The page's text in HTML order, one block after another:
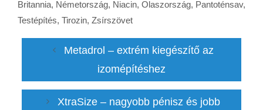
Britannia, Németország, Niacin, Olaszország, Pantoténsav,
Testépítés, Tirozin, Zsírszövet
Metadrol – extrém kiegészítő az
izomépítéshez
XtraSize – nagyobb pénisz és jobb